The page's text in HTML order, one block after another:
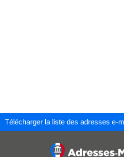
Télécharger la liste des adresses e-